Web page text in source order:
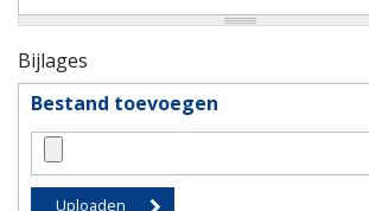
Bijlages
Bestand toevoegen